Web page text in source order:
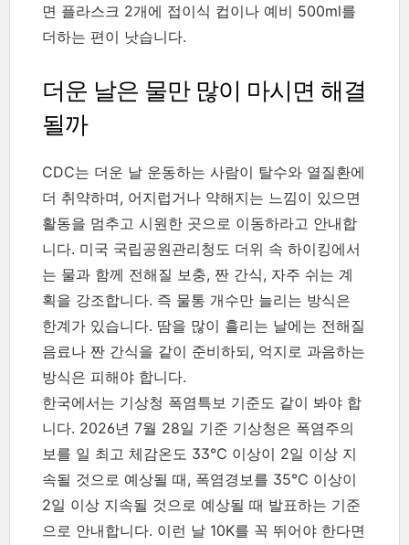
면 플라스크 2개에 접이식 컵이나 예비 500ml를
더하는 편이 낫습니다.
더운 날은 물만 많이 마시면 해결
될까
CDC는 더운 날 운동하는 사람이 탈수와 열질환에
더 취약하며, 어지럽거나 약해지는 느낌이 있으면
활동을 멈추고 시원한 곳으로 이동하라고 안내합
니다. 미국 국립공원관리청도 더위 속 하이킹에서
는 물과 함께 전해질 보충, 짠 간식, 자주 쉬는 계
획을 강조합니다. 즉 물통 개수만 늘리는 방식은
한계가 있습니다. 땀을 많이 흘리는 날에는 전해질
음료나 짠 간식을 같이 준비하되, 억지로 과음하는
방식은 피해야 합니다.
한국에서는 기상청 폭염특보 기준도 같이 봐야 합
니다. 2026년 7월 28일 기준 기상청은 폭염주의
보를 일 최고 체감온도 33℃ 이상이 2일 이상 지
속될 것으로 예상될 때, 폭염경보를 35℃ 이상이
2일 이상 지속될 것으로 예상될 때 발표하는 기준
으로 안내합니다. 이런 날 10K를 꼭 뛰어야 한다면